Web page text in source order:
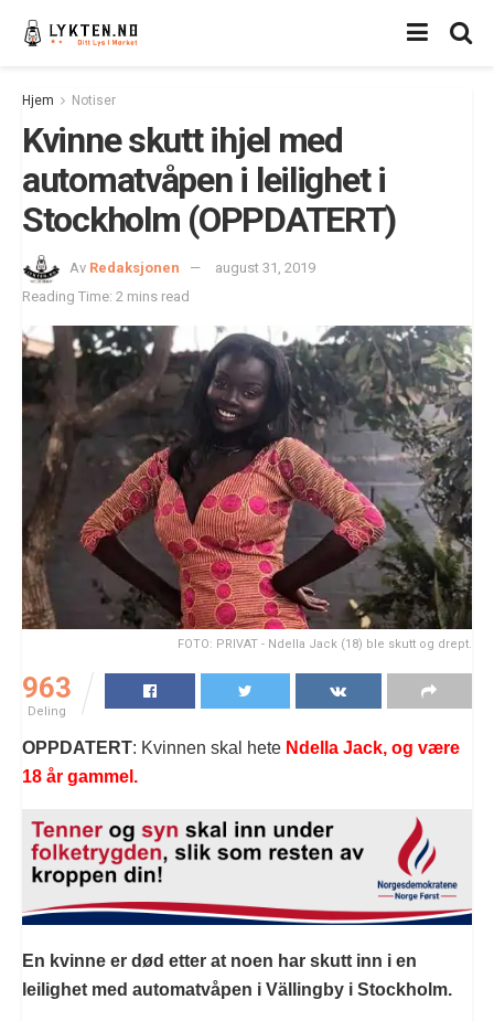
Hjem Notiser
Kvinne skutt ihjel med
automatvåpen i leilighet i
Stockholm (OPPDATERT)
Av Redaksjonen
august 31, 2019
Reading Time: 2 mins read
FOTO: PRIVAT - Ndella Jack (18) ble skutt og drept.
963
Deling
OPPDATERT: Kvinnen skal hete Ndella Jack, og være
18 år gammel.
En kvinne er død etter at noen har skutt inn i en
leilighet med automatvåpen i Vällingby i Stockholm.